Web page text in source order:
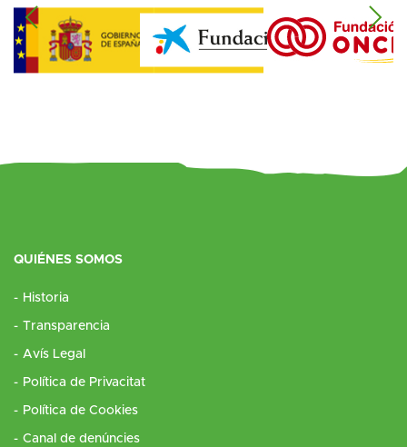
QUIÉNES SOMOS
Historia
Transparencia
Avís Legal
Política de Privacitat
Política de Cookies
Canal de denúncies